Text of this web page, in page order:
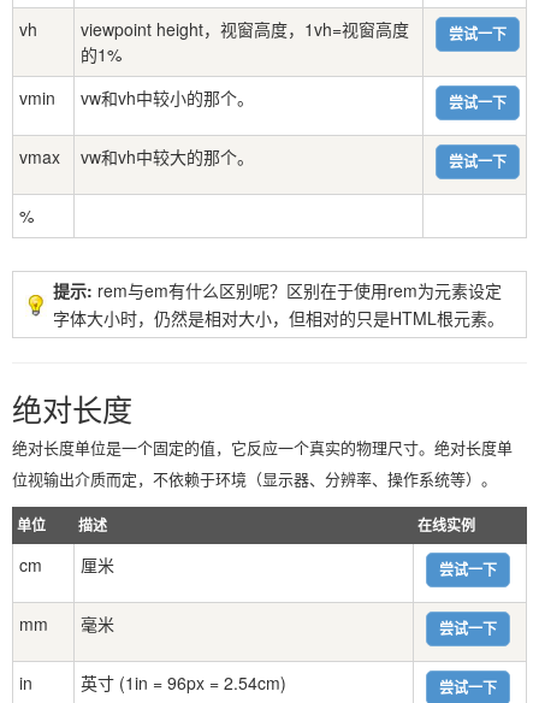
vh
viewpoint height，视窗高度，1vh=视窗高度
的1%
尝试一下
vmin vw和vh中较小的那个。 尝试一下
vmax vw和vh中较大的那个。 尝试一下
%
提示: rem与em有什么区别呢？区别在于使用rem为元素设定
字体大小时，仍然是相对大小，但相对的只是HTML根元素。
绝对长度
绝对长度单位是一个固定的值，它反应一个真实的物理尺寸。绝对长度单
位视输出介质而定，不依赖于环境（显示器、分辨率、操作系统等）。
单位 描述 在线实例
cm 厘米 尝试一下
mm 毫米 尝试一下
in 英寸 (1in = 96px = 2.54cm) 尝试一下